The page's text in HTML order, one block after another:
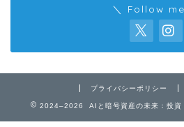
＼ Follow
プライバシーポリシー
2024–2026 AIと暗号資産の未来：投資